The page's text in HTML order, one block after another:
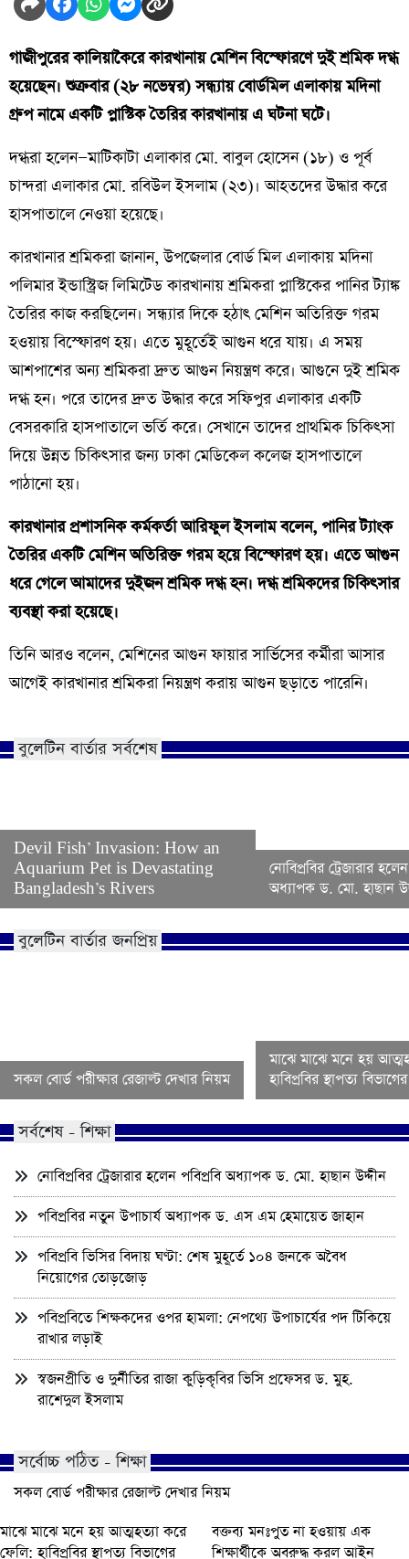
গাজীপুরের কালিয়াকৈরে কারখানায় মেশিন বিস্ফোরণে দুই শ্রমিক দগ্ধ
হয়েছেন। শুক্রবার (২৮ নভেম্বর) সন্ধ্যায় বোর্ডমিল এলাকায় মদিনা
গ্রুপ নামে একটি প্লাস্টিক তৈরির কারখানায় এ ঘটনা ঘটে।
দগ্ধরা হলেন—মাটিকাটা এলাকার মো. বাবুল হোসেন (১৮) ও পূর্ব
চান্দরা এলাকার মো. রবিউল ইসলাম (২৩)। আহতদের উদ্ধার করে
হাসপাতালে নেওয়া হয়েছে।
কারখানার শ্রমিকরা জানান, উপজেলার বোর্ড মিল এলাকায় মদিনা
পলিমার ইন্ডাস্ট্রিজ লিমিটেড কারখানায় শ্রমিকরা প্লাস্টিকের পানির ট্যাঙ্ক
তৈরির কাজ করছিলেন। সন্ধ্যার দিকে হঠাৎ মেশিন অতিরিক্ত গরম
হওয়ায় বিস্ফোরণ হয়। এতে মুহূর্তেই আগুন ধরে যায়। এ সময়
আশপাশের অন্য শ্রমিকরা দ্রুত আগুন নিয়ন্ত্রণ করে। আগুনে দুই শ্রমিক
দগ্ধ হন। পরে তাদের দ্রুত উদ্ধার করে সফিপুর এলাকার একটি
বেসরকারি হাসপাতালে ভর্তি করে। সেখানে তাদের প্রাথমিক চিকিৎসা
দিয়ে উন্নত চিকিৎসার জন্য ঢাকা মেডিকেল কলেজ হাসপাতালে
পাঠানো হয়।
কারখানার প্রশাসনিক কর্মকর্তা আরিফুল ইসলাম বলেন, পানির ট্যাংক
তৈরির একটি মেশিন অতিরিক্ত গরম হয়ে বিস্ফোরণ হয়। এতে আগুন
ধরে গেলে আমাদের দুইজন শ্রমিক দগ্ধ হন। দগ্ধ শ্রমিকদের চিকিৎসার
ব্যবস্থা করা হয়েছে।
তিনি আরও বলেন, মেশিনের আগুন ফায়ার সার্ভিসের কর্মীরা আসার
আগেই কারখানার শ্রমিকরা নিয়ন্ত্রণ করায় আগুন ছড়াতে পারেনি।
বুলেটিন বার্তার সর্বশেষ
Devil Fish’ Invasion: How an
Aquarium Pet is Devastating
Bangladesh’s Rivers
নোবিপ্রবির ট্রেজারার
অধ্যাপক ড. মো. হাছান
বুলেটিন বার্তার জনপ্রিয়
সকল বোর্ড পরীক্ষার রেজাল্ট দেখার নিয়ম
মাঝে মাঝে মনে হয়
হাবিপ্রবির স্থাপত্য
সর্বশেষ - শিক্ষা
নোবিপ্রবির ট্রেজারার হলেন পবিপ্রবি অধ্যাপক ড. মো. হাছান উদ্দীন
পবিপ্রবির নতুন উপাচার্য অধ্যাপক ড. এস এম হেমায়েত জাহান
পবিপ্রবি ভিসির বিদায় ঘণ্টা: শেষ মুহূর্তে ১০৪ জনকে অবৈধ
নিয়োগের তোড়জোড়
পবিপ্রবিতে শিক্ষকদের ওপর হামলা: নেপথ্যে উপাচার্যের পদ টিকিয়ে
রাখার লড়াই
স্বজনপ্রীতি ও দুর্নীতির রাজা কুড়িকৃবির ভিসি প্রফেসর ড. মুহ.
রাশেদুল ইসলাম
সর্বোচ্চ পঠিত - শিক্ষা
সকল বোর্ড পরীক্ষার রেজাল্ট দেখার নিয়ম
মাঝে মাঝে মনে হয় আত্মহত্যা করে
ফেলি: হাবিপ্রবির স্থাপত্য বিভাগের
বক্তব্য মনঃপুত না হওয়ায় এক
শিক্ষার্থীকে অবরুদ্ধ করল আইন